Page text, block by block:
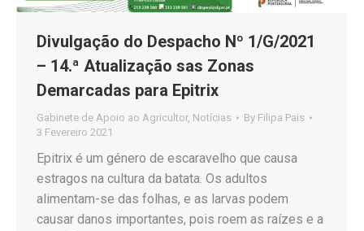
Divulgação do Despacho Nº 1/G/2021
– 14.ª Atualização sas Zonas
Demarcadas para Epitrix
Gabinete de Apoio ao Agricultor, Notícias By Filipa Pais
3 Fevereiro 2021
Epitrix é um género de escaravelho que causa
estragos na cultura da batata. Os adultos
alimentam-se das folhas, e as larvas podem
causar danos importantes, pois roem as raízes e a